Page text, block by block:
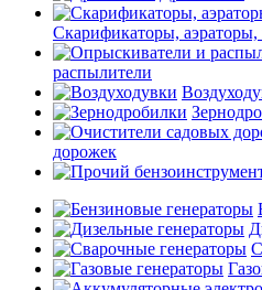
Скарификаторы, аэраторы,
распылители
дорожек